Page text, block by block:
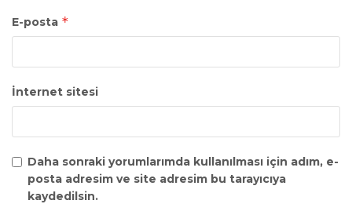
E-posta *
İnternet sitesi
Daha sonraki yorumlarımda kullanılması için adım, e-
posta adresim ve site adresim bu tarayıcıya
kaydedilsin.